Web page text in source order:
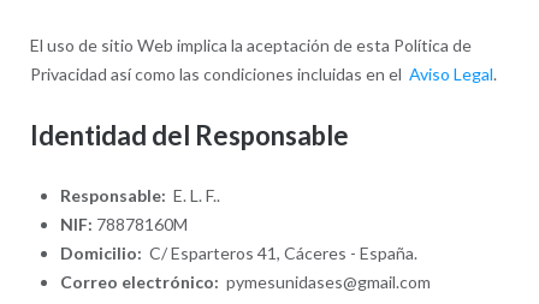
El uso de sitio Web implica la aceptación de esta Política de
Privacidad así como las condiciones incluidas en el Aviso Legal.
Identidad del Responsable
Responsable: E. L. F..
NIF: 78878160M
Domicilio: C/ Esparteros 41, Cáceres - España.
Correo electrónico: pymesunidases@gmail.com